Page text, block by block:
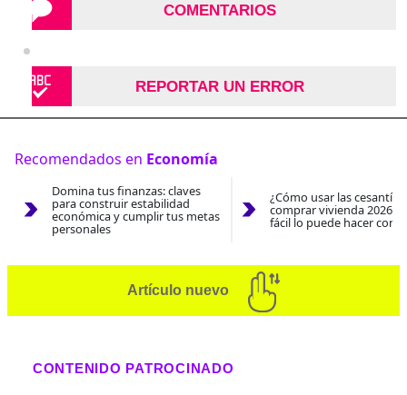
COMENTARIOS
REPORTAR UN ERROR
Recomendados en Economía
Domina tus finanzas: claves
para construir estabilidad
económica y cumplir tus metas
personales
¿Cómo usar las
comprar vivienda 2026?
fácil lo puede hacer con
Artículo nuevo
CONTENIDO PATROCINADO